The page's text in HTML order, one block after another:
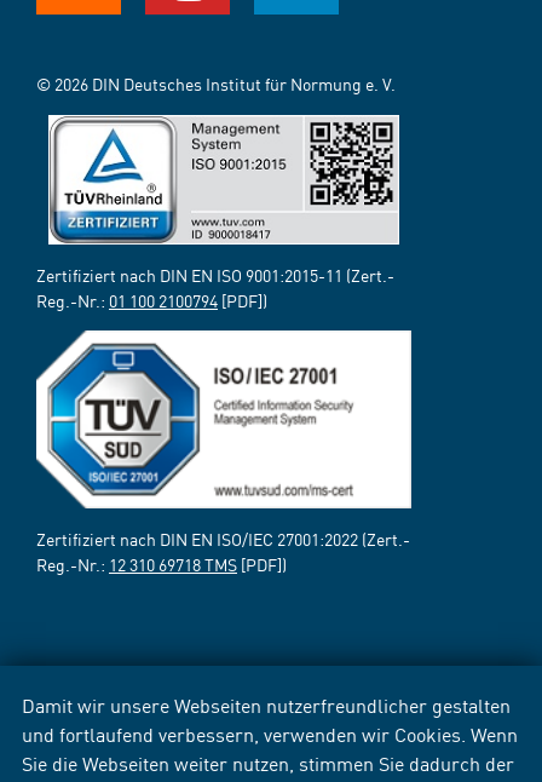
Damit wir unsere Webseiten nutzerfreundlicher gestalten
und fortlaufend verbessern, verwenden wir Cookies. Wenn
Sie die Webseiten weiter nutzen, stimmen Sie dadurch der
© 2026 DIN Deutsches Institut für Normung e. V.
Zertifiziert nach DIN EN ISO 9001:2015-11 (Zert.-
Reg.-Nr.: 01 100 2100794 [PDF])
Zertifiziert nach DIN EN ISO/IEC 27001:2022 (Zert.-
Reg.-Nr.: 12 310 69718 TMS [PDF])